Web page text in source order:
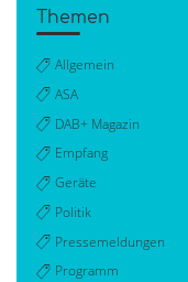
Themen
Allgemein
ASA
DAB+ Magazin
Empfang
Geräte
Politik
Pressemeldungen
Programm